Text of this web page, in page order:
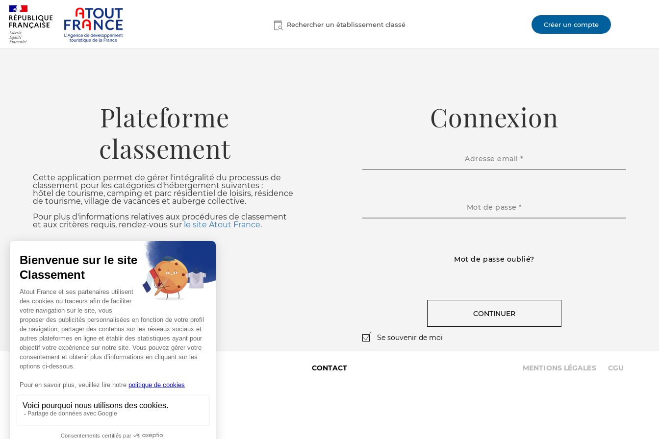
Rechercher un établissement classé Créer un compte
Plateforme
classement
Cette application permet de gérer l'intégralité du processus de
classement pour les catégories d'hébergement suivantes :
hôtel de tourisme, camping et parc résidentiel de loisirs, résidence
de tourisme, village de vacances et auberge collective.
Pour plus d'informations relatives aux procédures de classement
et aux critères requis, rendez-vous sur le site Atout France.
Connexion
Adresse email *
Mot de passe *
Mot de passe oublié?
CONTINUER
Se souvenir de moi
CONTACT MENTIONS LÉGALES CGU